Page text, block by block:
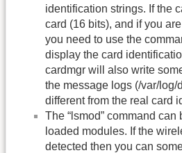
identification strings. If the
card (16 bits), and if you
you need to use the
display the card
cardmgr will also write
the message logs (/var/log/
different from the real card
The “lsmod” command can
loaded modules. If the
detected then you can